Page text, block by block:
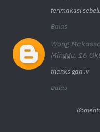
terimakasi
Balas
Wong
Minggu, 16
thanks gan :v
Balas